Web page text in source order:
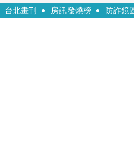
12月生效 經濟部回應了
台北畫刊 房訊發燒榜 防詐鏡